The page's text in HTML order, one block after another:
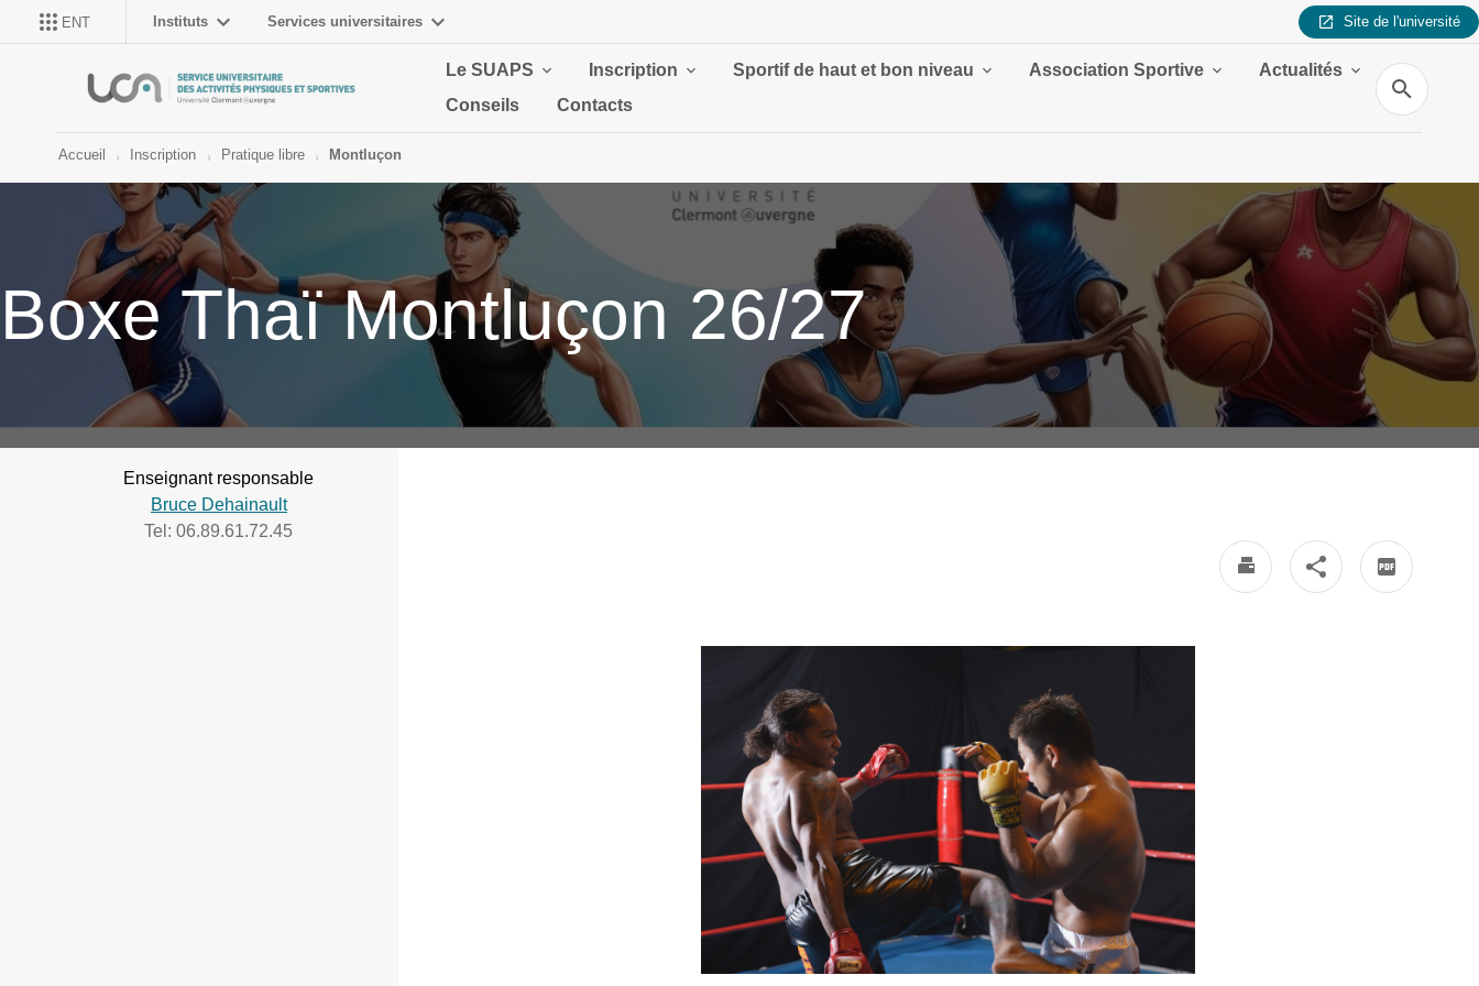
ENT Instituts Services universitaires Site de l'université
Le SUAPS Inscription Sportif de haut et bon niveau Association Sportive
Actualités
Conseils
Contacts
Recherche
Accueil Inscription Pratique libre Montluçon
Boxe Thaï Montluçon 26/27
Enseignant responsable
Bruce Dehainault
Tel: 06.89.61.72.45